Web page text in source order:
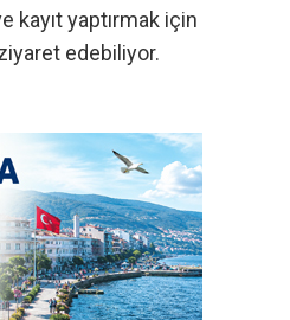
kayıt yaptırmak için
edebiliyor.